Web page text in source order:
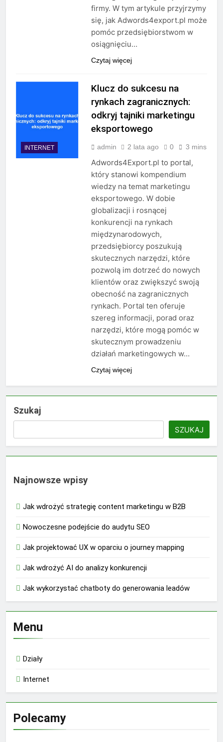
firmy. W tym artykule przyjrzymy
się, jak Adwords4export.pl może
pomóc przedsiębiorstwom w
osiągnięciu…
Czytaj więcej
INTERNET
Klucz do sukcesu na
rynkach zagranicznych:
odkryj tajniki marketingu
eksportowego
admin 2 lata ago 0 3 mins
Adwords4Export.pl to portal,
który stanowi kompendium
wiedzy na temat marketingu
eksportowego. W dobie
globalizacji i rosnącej
konkurencji na rynkach
międzynarodowych,
przedsiębiorcy poszukują
skutecznych narzędzi, które
pozwolą im dotrzeć do nowych
klientów oraz zwiększyć swoją
obecność na zagranicznych
rynkach. Portal ten oferuje
szereg informacji, porad oraz
narzędzi, które mogą pomóc w
skutecznym prowadzeniu
działań marketingowych w…
Czytaj więcej
Szukaj
SZUKAJ
Najnowsze wpisy
Jak wdrożyć strategię content marketingu w B2B
Nowoczesne podejście do audytu SEO
Jak projektować UX w oparciu o journey mapping
Jak wdrożyć AI do analizy konkurencji
Jak wykorzystać chatboty do generowania leadów
Menu
Działy
Internet
Polecamy